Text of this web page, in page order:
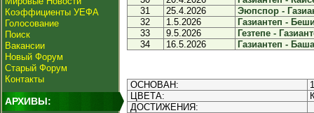
Коэффициенты УЕФА
Голосование
Поиск
Вакансии
Новый Форум
Старый Форум
Контакты
АРХИВЫ:
31
25.4.2026
Эюпспор -
32
1.5.2026
Газиантеп -
33
9.5.2026
Гезтепе -
34
16.5.2026 Газиантеп -
ОСНОВАН:
ЦВЕТА:
ДОСТИЖЕНИЯ: